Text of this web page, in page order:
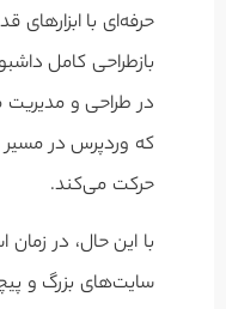
حرفه‌ای با ابزارهای
بازطراحی کامل
در طراحی و
که وردپرس در
حرکت می‌کند.
سایت‌های بزرگ و